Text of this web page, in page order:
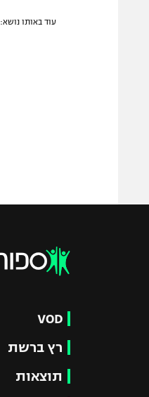
עוד באותו נושא:
VOD
רץ ברשת
תוצאות